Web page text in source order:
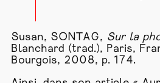
Susan, SONTAG, Sur la
Blanchard (trad.), Paris,
Bourgois, 2008, p. 174.